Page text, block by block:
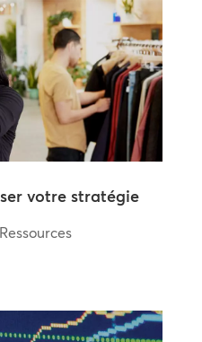
votre stratégie
Ressources